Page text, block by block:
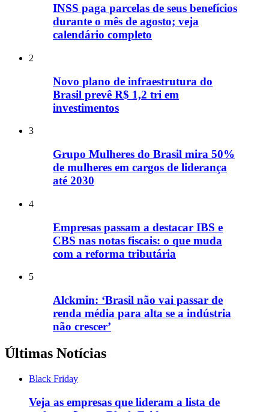
INSS paga parcelas de seus benefícios
durante o mês de agosto; veja
calendário completo
2
Novo plano de infraestrutura do
Brasil prevê R$ 1,2 tri em
investimentos
3
Grupo Mulheres do Brasil mira 50%
de mulheres em cargos de liderança
até 2030
4
Empresas passam a destacar IBS e
CBS nas notas fiscais: o que muda
com a reforma tributária
5
Alckmin: ‘Brasil não vai passar de
renda média para alta se a indústria
não crescer’
Últimas Notícias
Black Friday
Veja as empresas que lideram a lista de